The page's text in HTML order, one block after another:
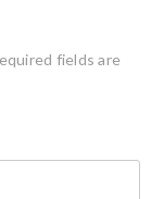
fields are